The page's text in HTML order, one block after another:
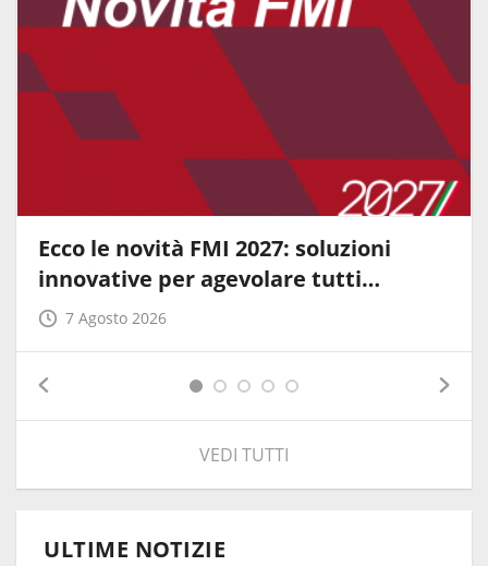
Ecco le novità FMI 2027: soluzioni
innovative per agevolare tutti…
7 Agosto 2026
VEDI TUTTI
ULTIME NOTIZIE